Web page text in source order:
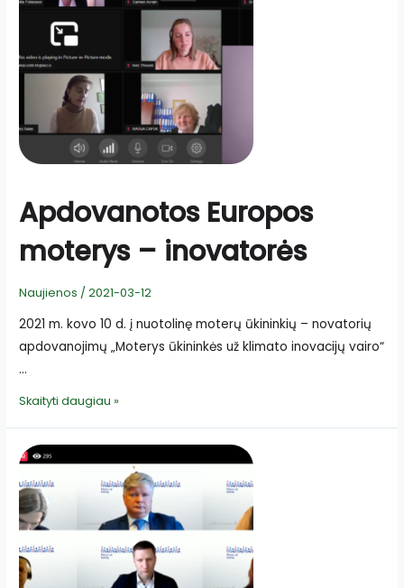
energetikos
iššūkių
sprendimui
Apdovanotos Europos
moterys – inovatorės
Naujienos /2021-03-12
2021 m. kovo 10 d. į nuotolinę moterų ūkininkių – novatorių
apdovanojimų „Moterys ūkininkės už klimato inovacijų vairo“
…
Apdovanotos
moterys
–
inovatorės
Skaityti daugiau »